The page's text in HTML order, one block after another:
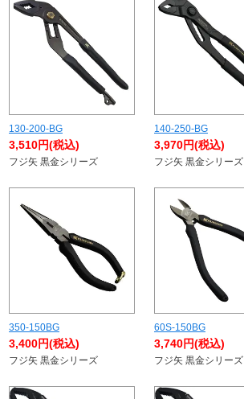
130-200-BG
3,510円(税込)
フジ矢 黒金シリーズ
140-250-BG
3,970円(税込)
フジ矢 黒金シリーズ
350-150BG
3,400円(税込)
フジ矢 黒金シリーズ
60S-150BG
3,740円(税込)
フジ矢 黒金シリーズ